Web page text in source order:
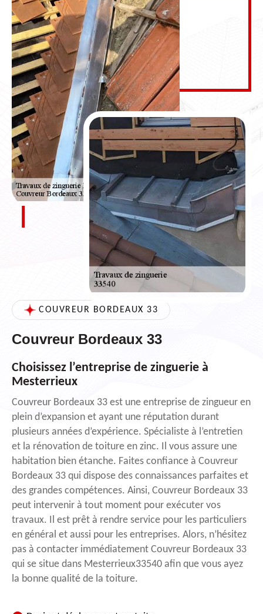
COUVREUR BORDEAUX 33
Couvreur Bordeaux 33
Choisissez l’entreprise de zinguerie à
Mesterrieux
Couvreur Bordeaux 33 est une entreprise de zingueur en
plein d’expansion et ayant une réputation durant
plusieurs années d’expérience. Spécialiste à l’entretien
et la rénovation de toiture en zinc. Il vous assure une
habitation bien étanche. Faites confiance à Couvreur
Bordeaux 33 qui dispose des connaissances parfaites et
des grandes compétences. Ainsi, Couvreur Bordeaux 33
peut intervenir à tout moment pour exécuter vos
travaux. Il est prêt à rendre service pour les particuliers
en général et aussi pour les entreprises. Alors, n’hésitez
pas à contacter immédiatement Couvreur Bordeaux 33
qui se situe dans Mesterrieux33540 afin que vous ayez
la bonne qualité de la toiture.